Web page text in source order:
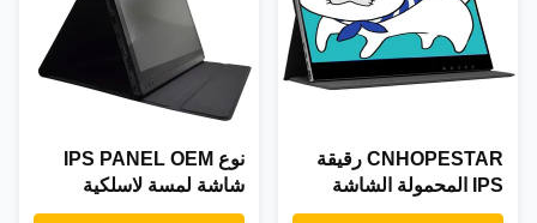
CNHOPESTAR رقيقة
IPS المحمولة الشاشة
اللمسية اللاسلكية لمراقبة
نوع IPS PANEL OEM
شاشة لمسة لاسلكية
محمولة 11mm